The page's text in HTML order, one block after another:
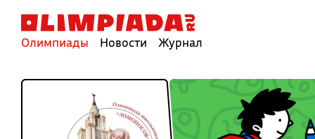
Олимпиады Новости Журнал